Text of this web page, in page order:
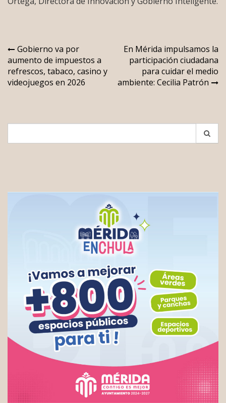
Navegación
de
entradas
Gobierno va por
aumento de impuestos a
refrescos, tabaco, casino y
videojuegos en 2026
En Mérida impulsamos la
participación ciudadana
para cuidar el medio
ambiente: Cecilia Patrón